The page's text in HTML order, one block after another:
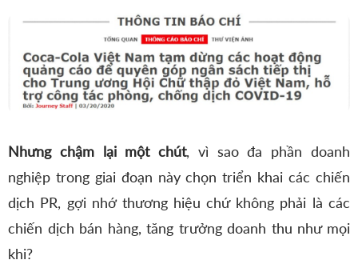
Nhưng chậm lại một chút, vì sao đa phần doanh
nghiệp trong giai đoạn này chọn triển khai các chiến
dịch PR, gợi nhớ thương hiệu chứ không phải là các
chiến dịch bán hàng, tăng trưởng doanh thu như mọi
khi?